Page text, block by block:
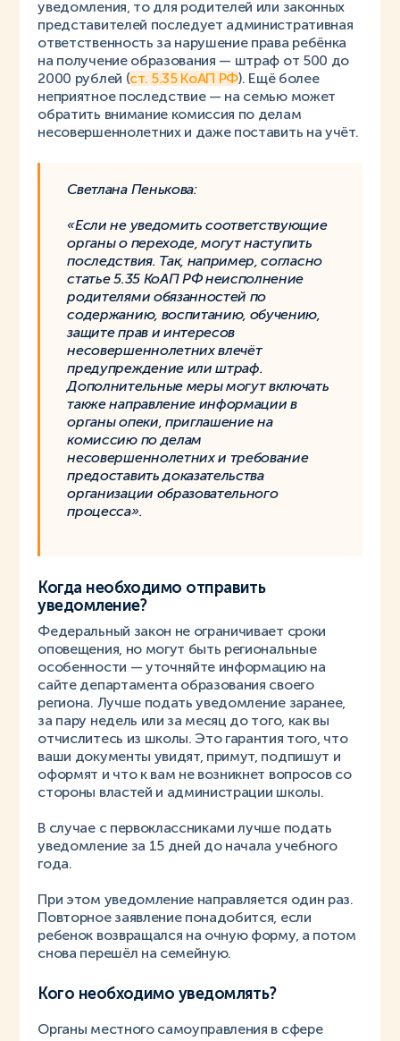
уведомления, то для родителей или законных
представителей последует административная
ответственность за нарушение права ребёнка
на получение образования — штраф от 500 до
2000 рублей (ст. 5.35 КоАП РФ). Ещё более
неприятное последствие — на семью может
обратить внимание комиссия по делам
несовершеннолетних и даже поставить на учёт.
Светлана Пенькова:
«Если не уведомить соответствующие
органы о переходе, могут наступить
последствия. Так, например, согласно
статье 5.35 КоАП РФ неисполнение
родителями обязанностей по
содержанию, воспитанию, обучению,
защите прав и интересов
несовершеннолетних влечёт
предупреждение или штраф.
Дополнительные меры могут включать
также направление информации в
органы опеки, приглашение на
комиссию по делам
несовершеннолетних и требование
предоставить доказательства
организации образовательного
процесса».
Когда необходимо отправить
уведомление?
Федеральный закон не ограничивает сроки
оповещения, но могут быть региональные
особенности — уточняйте информацию на
сайте департамента образования своего
региона. Лучше подать уведомление заранее,
за пару недель или за месяц до того, как вы
отчислитесь из школы. Это гарантия того, что
ваши документы увидят, примут, подпишут и
оформят и что к вам не возникнет вопросов со
стороны властей и администрации школы.
В случае с первоклассниками лучше подать
уведомление за 15 дней до начала учебного
года.
При этом уведомление направляется один раз.
Повторное заявление понадобится, если
ребенок возвращался на очную форму, а потом
снова перешёл на семейную.
Кого необходимо уведомлять?
Органы местного самоуправления в сфере